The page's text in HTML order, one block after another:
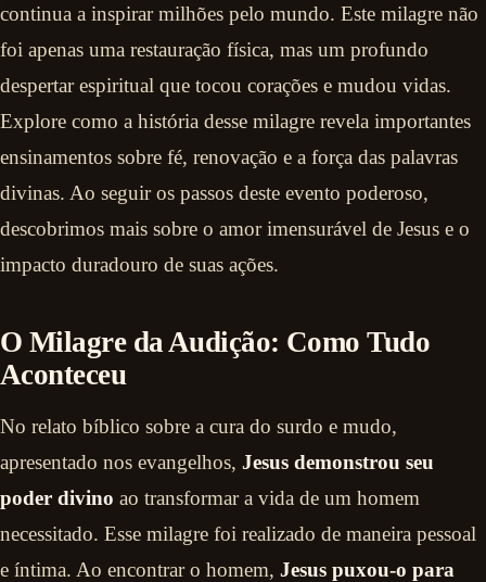
continua a inspirar milhões pelo mundo. Este milagre não
foi apenas uma restauração física, mas um profundo
despertar espiritual que tocou corações e mudou vidas.
Explore como a história desse milagre revela importantes
ensinamentos sobre fé, renovação e a força das palavras
divinas. Ao seguir os passos deste evento poderoso,
descobrimos mais sobre o amor imensurável de Jesus e o
impacto duradouro de suas ações.
O Milagre da Audição: Como Tudo
Aconteceu
No relato bíblico sobre a cura do surdo e mudo,
apresentado nos evangelhos, Jesus demonstrou seu
poder divino ao transformar a vida de um homem
necessitado. Esse milagre foi realizado de maneira pessoal
e íntima. Ao encontrar o homem, Jesus puxou-o para